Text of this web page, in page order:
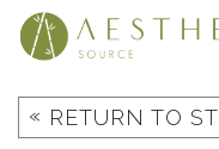
Skip
« RETURN TO